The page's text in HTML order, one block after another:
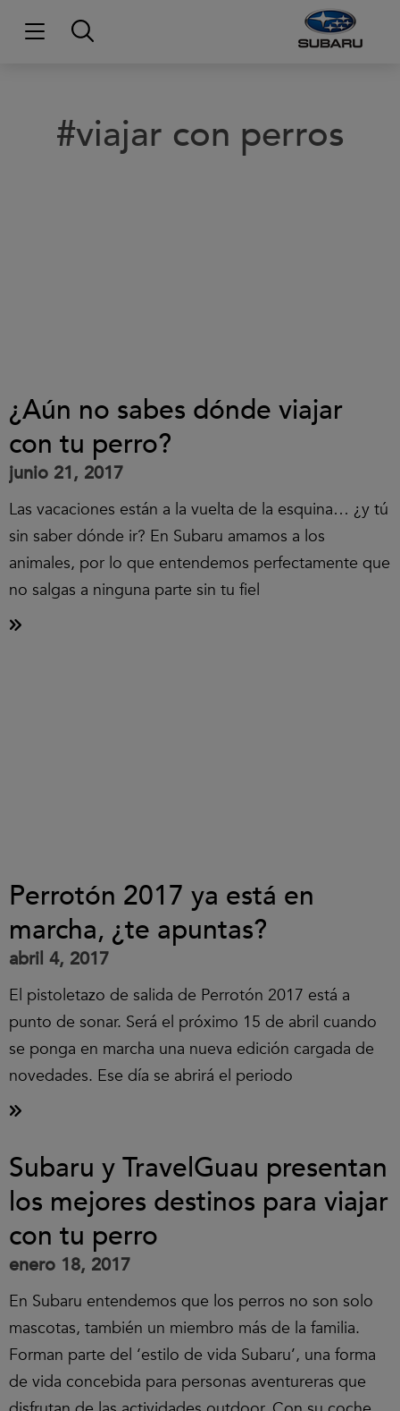
#viajar con perros
¿Aún no sabes dónde viajar
con tu perro?
junio 21, 2017
Las vacaciones están a la vuelta de la esquina… ¿y tú
sin saber dónde ir? En Subaru amamos a los
animales, por lo que entendemos perfectamente que
no salgas a ninguna parte sin tu fiel
Perrotón 2017 ya está en
marcha, ¿te apuntas?
abril 4, 2017
El pistoletazo de salida de Perrotón 2017 está a
punto de sonar. Será el próximo 15 de abril cuando
se ponga en marcha una nueva edición cargada de
novedades. Ese día se abrirá el periodo
Subaru y TravelGuau presentan
los mejores destinos para viajar
con tu perro
enero 18, 2017
En Subaru entendemos que los perros no son solo
mascotas, también un miembro más de la familia.
Forman parte del ‘estilo de vida Subaru’, una forma
de vida concebida para personas aventureras que